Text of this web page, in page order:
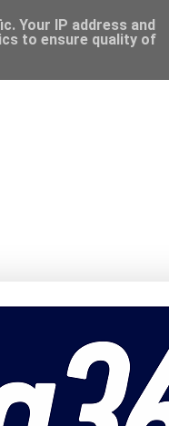
Your IP address and
to ensure quality of